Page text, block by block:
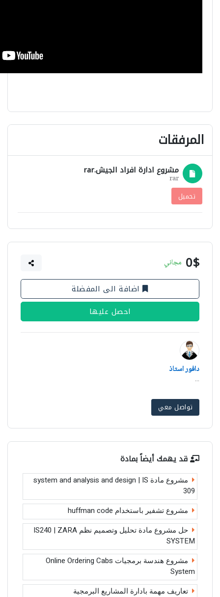
المرفقات
مشروع ادارة افراد الجيش.rar
rar
تحميل
0$ مجاني
اضافة الى المفضلة
احصل عليها
دافور استاذ
...
تواصل معي
قد يهمك أيضاً بمادة
مشروع مادة system and analysis and design | IS
309
مشروع تشفير باستخدام huffman code
حل مشروع مادة تحليل وتصميم نظم IS240 | ZARA
SYSTEM
مشروع هندسة برمجيات Online Ordering Cabs
System
تعاريف مهمة بادارة المشاريع البرمجية